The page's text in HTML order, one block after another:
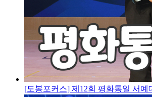
[도봉포커스] 제12회 평화통일 서예